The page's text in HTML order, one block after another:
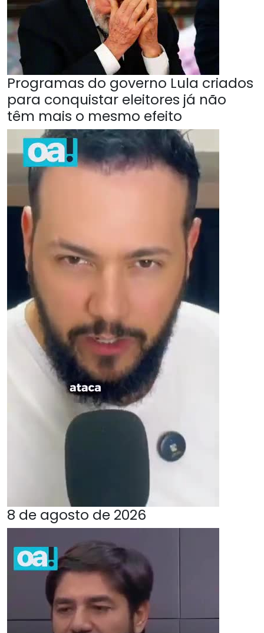
Programas do governo Lula criados
para conquistar eleitores já não
têm mais o mesmo efeito
8 de agosto de 2026